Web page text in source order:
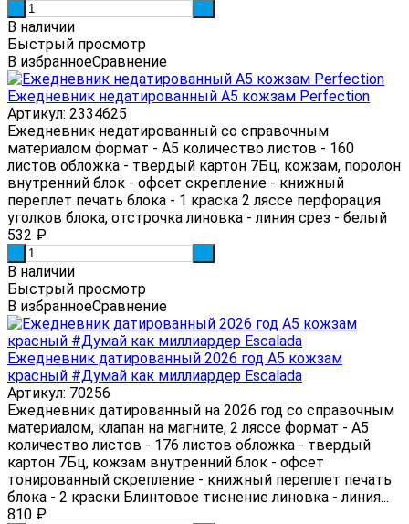
В наличии
Быстрый просмотр
В избранноеСравнение
Ежедневник недатированный А5 кожзам Perfection
Артикул: 2334625
Ежедневник недатированный со справочным
материалом формат - А5 количество листов - 160
листов обложка - твердый картон 7Бц, кожзам, поролон
внутренний блок - офсет скрепление - книжный
переплет печать блока - 1 краска 2 ляссе перфорация
уголков блока, отстрочка линовка - линия срез - белый
532 ₽
В наличии
Быстрый просмотр
В избранноеСравнение
Ежедневник датированный 2026 год А5 кожзам
красный #Думай как миллиардер Escalada
Артикул: 70256
Ежедневник датированный на 2026 год со справочным
материалом, клапан на магните, 2 ляссе формат - А5
количество листов - 176 листов обложка - твердый
картон 7Бц, кожзам внутренний блок - офсет
тонированный скрепление - книжный переплет печать
блока - 2 краски Блинтовое тиснение линовка - линия...
810 ₽